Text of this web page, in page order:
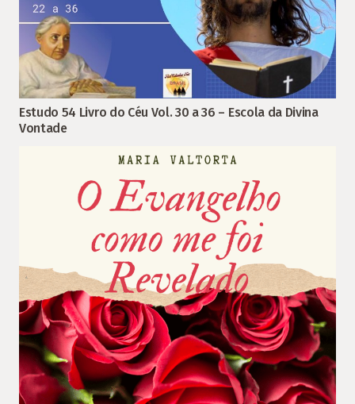
Estudo 54 Livro do Céu Vol. 30 a 36 – Escola da Divina
Vontade